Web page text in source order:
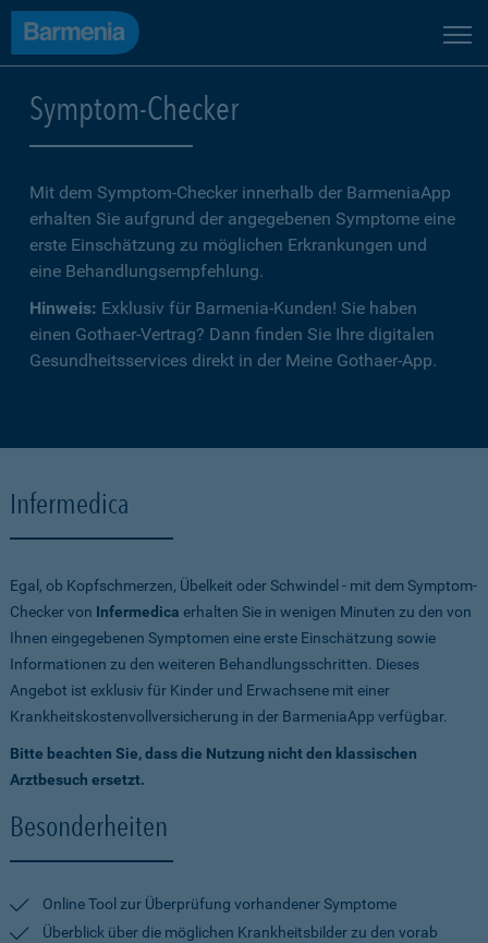
Symptom-Checker
Mit dem Symptom-Checker innerhalb der BarmeniaApp
erhalten Sie aufgrund der angegebenen Symptome eine
erste Einschätzung zu möglichen Erkrankungen und
eine Behandlungsempfehlung.
Hinweis: Exklusiv für Barmenia-Kunden! Sie haben
einen Gothaer-Vertrag? Dann finden Sie Ihre digitalen
Gesundheitsservices direkt in der Meine Gothaer-App.
Infermedica
Egal, ob Kopfschmerzen, Übelkeit oder Schwindel - mit dem Symptom-
Checker von Infermedica erhalten Sie in wenigen Minuten zu den von
Ihnen eingegebenen Symptomen eine erste Einschätzung sowie
Informationen zu den weiteren Behandlungsschritten. Dieses
Angebot ist exklusiv für Kinder und Erwachsene mit einer
Krankheitskostenvollversicherung in der BarmeniaApp verfügbar.
Bitte beachten Sie, dass die Nutzung nicht den klassischen
Arztbesuch ersetzt.
Besonderheiten
Online Tool zur Überprüfung vorhandener Symptome
Überblick über die möglichen Krankheitsbilder zu den vorab